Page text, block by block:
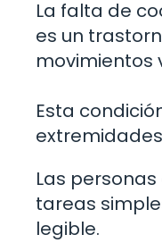
La falta de
es un
movimientos
Esta
Las
tareas
legible.